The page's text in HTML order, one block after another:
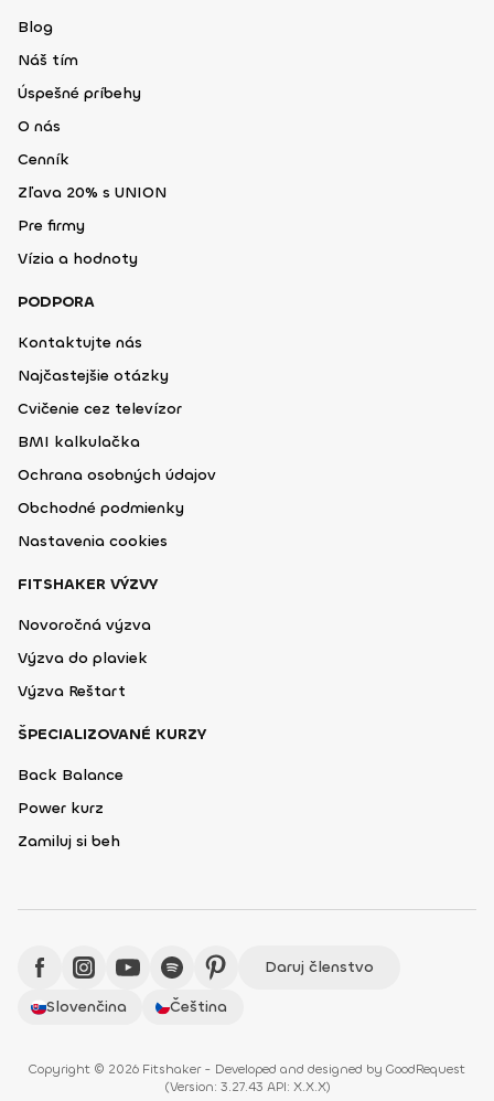
Blog
Náš tím
Úspešné príbehy
O nás
Cenník
Zľava 20% s UNION
Pre firmy
Vízia a hodnoty
PODPORA
Kontaktujte nás
Najčastejšie otázky
Cvičenie cez televízor
BMI kalkulačka
Ochrana osobných údajov
Obchodné podmienky
Nastavenia cookies
FITSHAKER VÝZVY
Novoročná výzva
Výzva do plaviek
Výzva Reštart
ŠPECIALIZOVANÉ KURZY
Back Balance
Power kurz
Zamiluj si beh
Daruj členstvo
Slovenčina
Čeština
Copyright © 2026 Fitshaker - Developed and designed by GoodRequest
(Version: 3.27.43 API: X.X.X)